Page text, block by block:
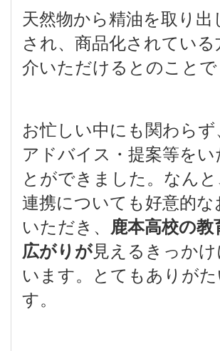
天然物から精油を取り出
され、商品化されてい
介いただけるとのことで
お忙しい中にも関わらず
アドバイス・提案等をい
とができました。なん
連携についても好意的な
いただき、 鹿本高校の教
広がりが見えるきっか
います。とてもありが
す。